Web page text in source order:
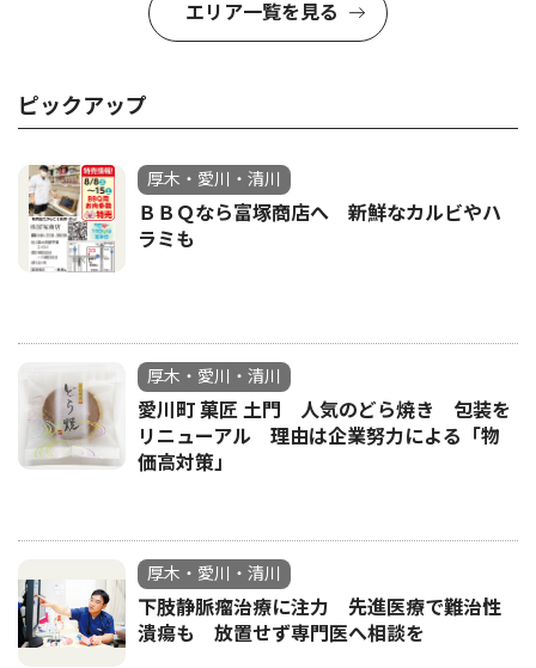
エリア一覧を見る
ピックアップ
厚木・愛川・清川
ＢＢＱなら富塚商店へ 新鮮なカルビやハ
ラミも
厚木・愛川・清川
愛川町 菓匠 土門 人気のどら焼き 包装を
リニューアル 理由は企業努力による「物
価高対策」
厚木・愛川・清川
下肢静脈瘤治療に注力 先進医療で難治性
潰瘍も 放置せず専門医へ相談を